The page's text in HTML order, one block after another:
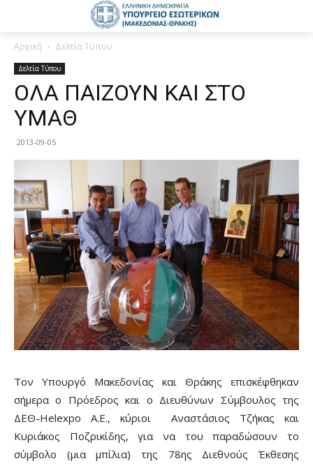
Αρχική Δελτία Τύπου
Δελτία Τύπου
ΟΛΑ ΠΑΙΖΟΥΝ ΚΑΙ ΣΤΟ
ΥΜΑΘ
2013-09-05
Τον Υπουργό Μακεδονίας και Θράκης επισκέφθηκαν
σήμερα ο Πρόεδρος και ο Διευθύνων Σύμβουλος της
ΔΕΘ-Helexpo A.E., κύριοι Αναστάσιος Τζήκας και
Κυριάκος Ποζρικίδης, για να του παραδώσουν το
σύμβολο (μια μπίλια) της 78ης Διεθνούς Έκθεσης